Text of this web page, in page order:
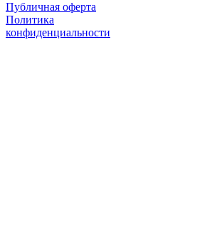
Публичная оферта
Политика
конфиденциальности